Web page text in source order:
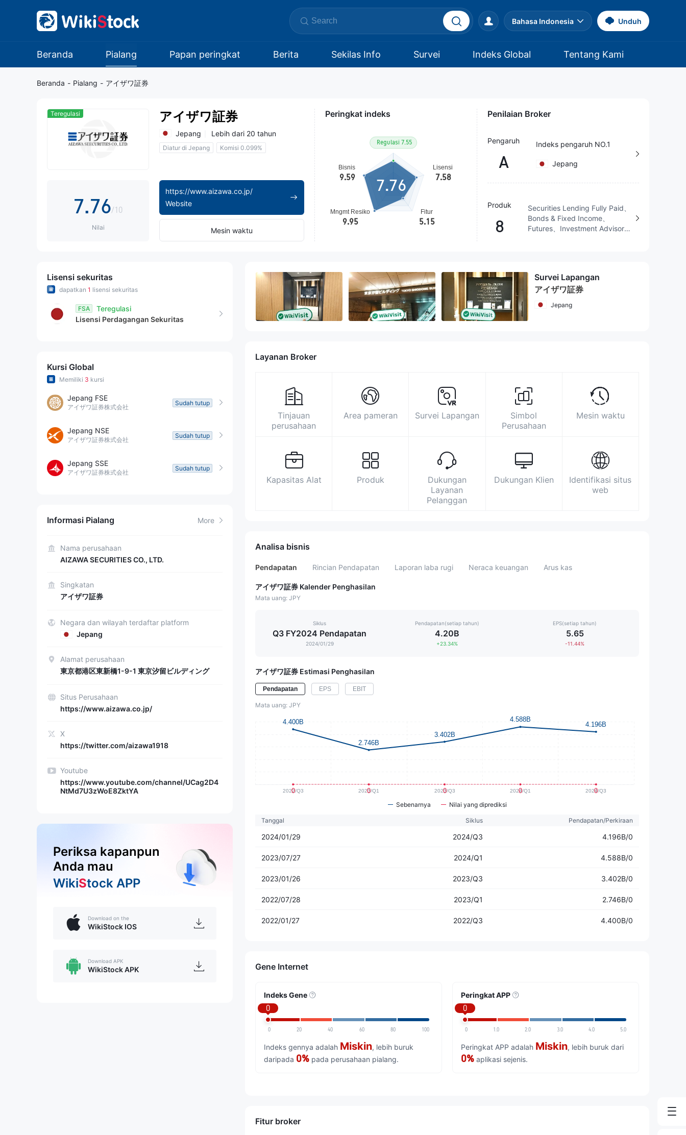
Bahasa Indonesia Unduh
Beranda Pialang Papan peringkat Berita Sekilas Info Survei Indeks Global Tentang Kami
Beranda - Pialang - アイザワ証券
Teregulasi
0
2
3
4
7.
0
2
4
7
8
0
1
3
6
7
9
/10
Nilai
アイザワ証券
Jepang Lebih dari 20 tahun
Diatur di Jepang Komisi 0.099%
https://www.aizawa.co.jp/
Website
Mesin waktu
Peringkat indeks
7.76
Penilaian Broker
Pengaruh
A
Indeks pengaruh NO.1
Jepang
Produk
8
Securities Lending Fully Paid、
Bonds & Fixed Income、
Futures、Investment Advisory
Area pameran Statistik Pencarian
https://www.aizawa.co.jp/
Lisensi sekuritas
dapatkan 1 lisensi sekuritas
FSA
Teregulasi
Lisensi Perdagangan Sekuritas
Kursi Global
Memiliki 3 kursi
Jepang FSE
アイザワ証券株式会社
Sudah tutup
Jepang NSE
アイザワ証券株式会社
Sudah tutup
Jepang SSE
アイザワ証券株式会社
Sudah tutup
Informasi Pialang More
Nama perusahaan
AIZAWA SECURITIES CO., LTD.
Singkatan
アイザワ証券
Negara dan wilayah terdaftar platform
Jepang
Alamat perusahaan
東京都港区東新橋1-9-1 東京汐留ビルディング
Situs Perusahaan
https://www.aizawa.co.jp/
X
https://twitter.com/aizawa1918
Youtube
https://www.youtube.com/channel/UCag2D4
NtMd7U3zWoE8ZktYA
Periksa kapanpun
Anda mau
WikiStock APP
Download on the
WikiStock IOS
Download APK
WikiStock APK
Survei Lapangan
アイザワ証券
Jepang
Layanan Broker
Tinjauan
perusahaan
Area pameran Survei Lapangan
Simbol
Perusahaan
Mesin waktu
Kapasitas Alat Produk
Dukungan
Layanan
Pelanggan
Dukungan Klien
Identifikasi situs
web
Analisa bisnis
Pendapatan Rincian Pendapatan Laporan laba rugi Neraca keuangan Arus kas
アイザワ証券 Kalender Penghasilan
Mata uang: JPY
Siklus
Q3 FY2024 Pendapatan
2024/01/29
Pendapatan(setiap tahun)
4.20B
+23.34%
EPS(setiap tahun)
5.65
-11.44%
アイザワ証券 Estimasi Penghasilan
Pendapatan EPS EBIT
Mata uang: JPY
Sebenarnya Nilai yang diprediksi
Tanggal Siklus Pendapatan/Perkiraan
2024/01/29 2024/Q3 4.196B/0
2023/07/27 2024/Q1 4.588B/0
2023/01/26 2023/Q3 3.402B/0
2022/07/28 2023/Q1 2.746B/0
2022/01/27 2022/Q3 4.400B/0
Gene Internet
Indeks Gene
0
0 20 40 60 80 100
Indeks gennya adalah Miskin, lebih buruk
daripada 0% pada perusahaan pialang.
Peringkat APP
0
0 1.0 2.0 3.0 4.0 5.0
Peringkat APP adalah Miskin, lebih buruk dari
0% aplikasi sejenis.
Fitur broker